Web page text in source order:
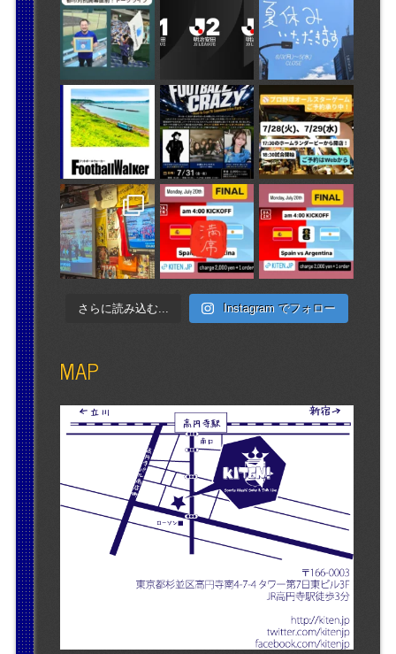
さらに読み込む... Instagram でフォロー
MAP